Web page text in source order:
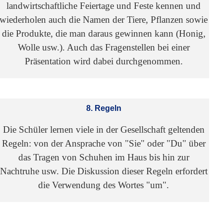
landwirtschaftliche Feiertage und Feste kennen und
wiederholen auch die Namen der Tiere, Pflanzen sowie
die Produkte, die man daraus gewinnen kann (Honig,
Wolle usw.). Auch das Fragenstellen bei einer
Präsentation wird dabei durchgenommen.
8. Regeln
Die Schüler lernen viele in der Gesellschaft geltenden
Regeln: von der Ansprache von "Sie" oder "Du" über
das Tragen von Schuhen im Haus bis hin zur
Nachtruhe usw. Die Diskussion dieser Regeln erfordert
die Verwendung des Wortes "um".